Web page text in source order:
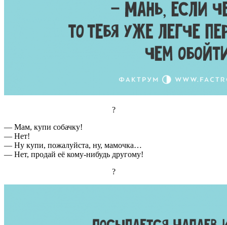
?
— Мам, купи собачку!
— Нет!
— Ну купи, пожалуйста, ну, мамочка…
— Нет, продай её кому-нибудь другому!
?